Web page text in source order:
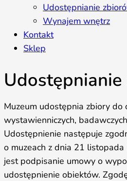
Udostępnianie
Wynajem wnętrz
Kontakt
Sklep
Muzeum udostępnia zbiory do
wystawienniczych,
Udostępnienie następuje
o muzeach z dnia 21
jest podpisanie umowy o
udostępnienie obiektów.